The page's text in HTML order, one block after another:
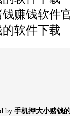
钱赚钱软件
软件下载
手机押大小赌钱